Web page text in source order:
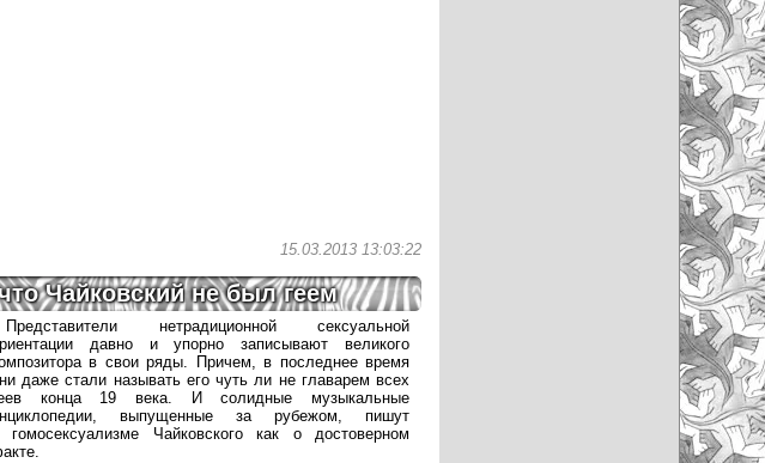
15.03.2013 13:03:22
Чайковский не был геем
Представители нетрадиционной сексуальной
давно и упорно записывают великого
в свои ряды. Причем, в последнее время
даже стали называть его чуть ли не главарем всех
конца 19 века. И солидные музыкальные
выпущенные за рубежом, пишут
гомосексуализме Чайковского как о достоверном